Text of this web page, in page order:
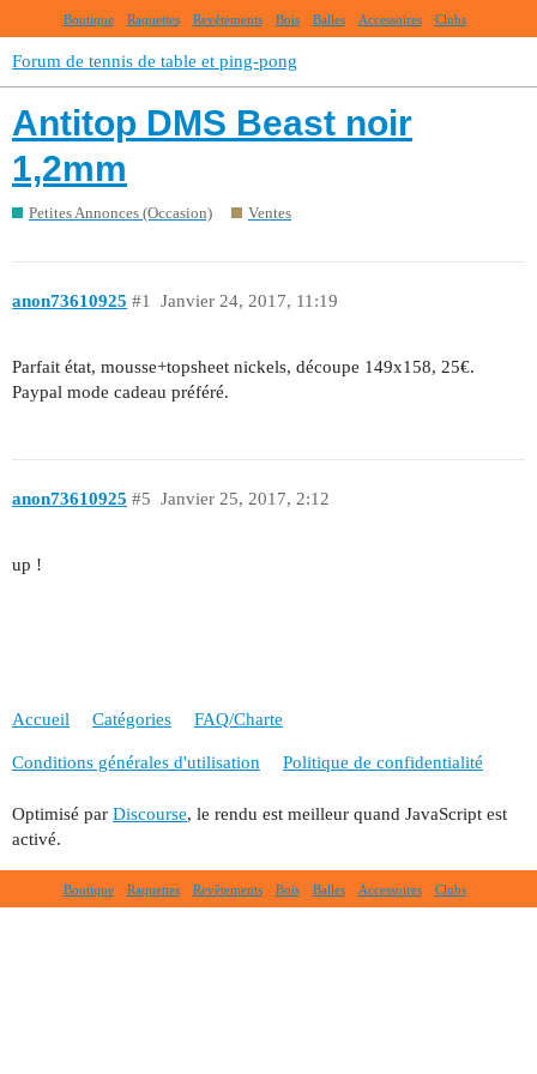
Boutique Raquettes Revêtements Bois Balles Accessoires Clubs
Forum de tennis de table et ping-pong
Antitop DMS Beast noir
1,2mm
Petites Annonces (Occasion) Ventes
anon73610925 Janvier 24, 2017, 11:19
#1
Parfait état, mousse+topsheet nickels, découpe 149x158, 25€.
Paypal mode cadeau préféré.
anon73610925 Janvier 25, 2017, 2:12
#5
up !
Accueil Catégories FAQ/Charte
Conditions générales d'utilisation Politique de confidentialité
Optimisé par Discourse, le rendu est meilleur quand JavaScript est
activé.
Boutique Raquettes Revêtements Bois Balles Accessoires Clubs